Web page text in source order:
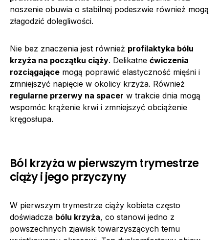
noszenie obuwia o stabilnej podeszwie również mogą
złagodzić dolegliwości.
Nie bez znaczenia jest również profilaktyka bólu
krzyża na początku ciąży. Delikatne ćwiczenia
rozciągające mogą poprawić elastyczność mięśni i
zmniejszyć napięcie w okolicy krzyża. Również
regularne przerwy na spacer w trakcie dnia mogą
wspomóc krążenie krwi i zmniejszyć obciążenie
kręgosłupa.
Ból krzyża w pierwszym trymestrze
ciąży i jego przyczyny
W pierwszym trymestrze ciąży kobieta często
doświadcza bólu krzyża, co stanowi jedno z
powszechnych zjawisk towarzyszących temu